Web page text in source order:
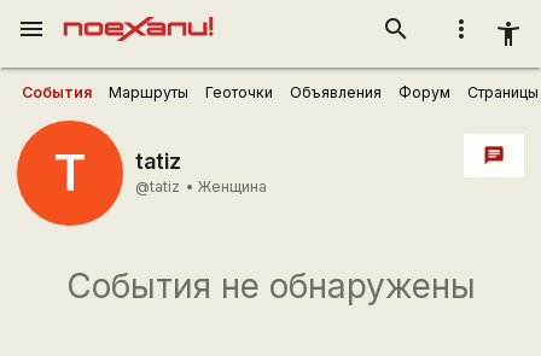
more_vert accessibility_new
search
menu
События Маршруты Геоточки Объявления Форум Страницы
T tatiz
@tatiz • Женщина
chat
События не обнаружены